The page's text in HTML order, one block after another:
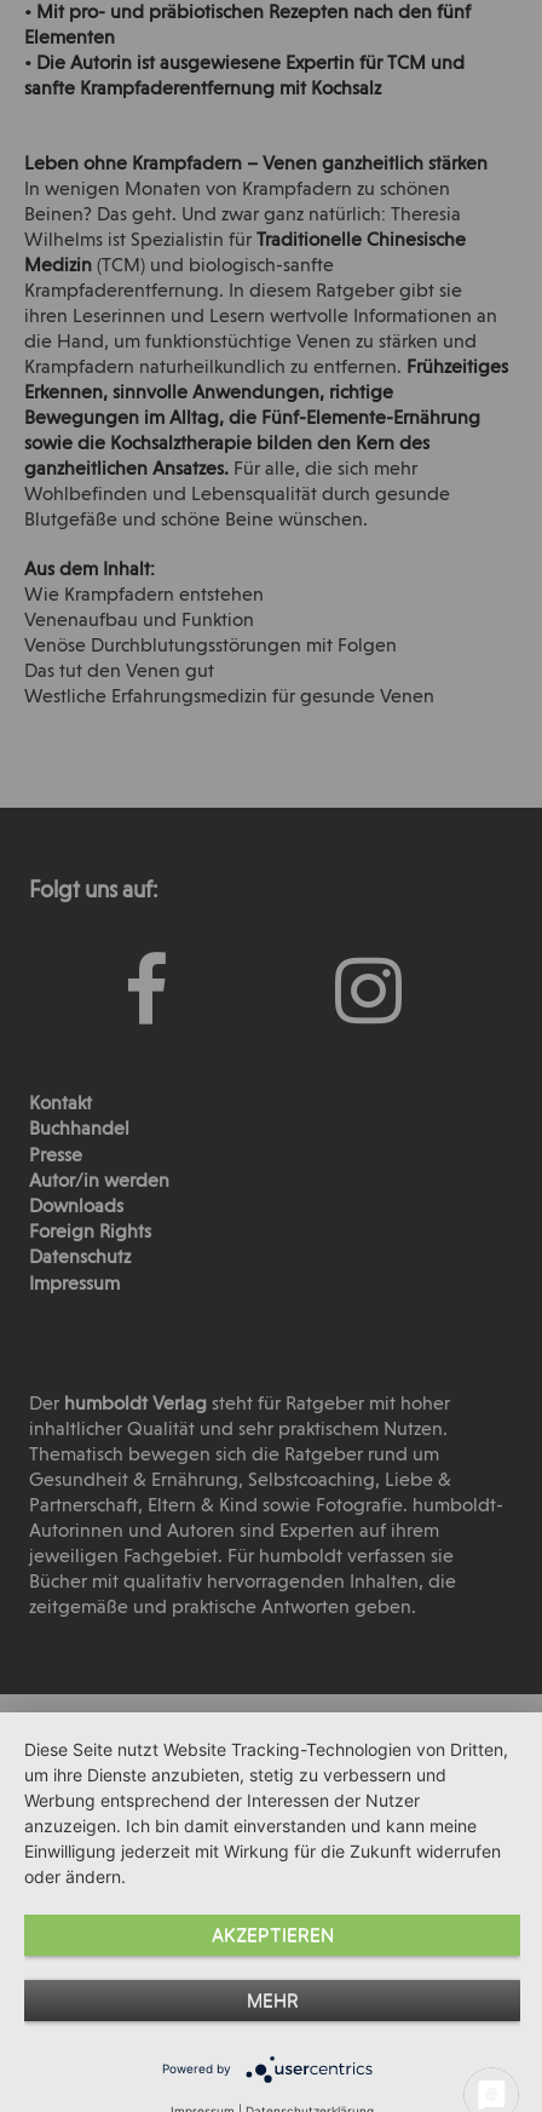
• Mit pro- und präbiotischen Rezepten nach den fünf
Elementen
• Die Autorin ist ausgewiesene Expertin für TCM und
sanfte Krampfaderentfernung mit Kochsalz
Leben ohne Krampfadern – Venen ganzheitlich stärken
In wenigen Monaten von Krampfadern zu schönen
Beinen? Das geht. Und zwar ganz natürlich: Theresia
Wilhelms ist Spezialistin für Traditionelle Chinesische
Medizin(TCM) und biologisch-sanfte
Krampfaderentfernung. In diesem Ratgeber gibt sie
ihren Leserinnen und Lesern wertvolle Informationen an
die Hand, um funktionstüchtige Venen zu stärken und
Krampfadern naturheilkundlich zu entfernen. Frühzeitiges
Erkennen, sinnvolle Anwendungen, richtige
Bewegungen im Alltag, die Fünf-Elemente-Ernährung
sowie die Kochsalztherapie bilden den Kern des
ganzheitlichen Ansatzes.Für alle, die sich mehr
Wohlbefinden und Lebensqualität durch gesunde
Blutgefäße und schöne Beine wünschen.
Aus dem Inhalt:
Wie Krampfadern entstehen
Venenaufbau und Funktion
Venöse Durchblutungsstörungen mit Folgen
Das tut den Venen gut
Westliche Erfahrungsmedizin für gesunde Venen
Folgt uns auf:
Kontakt
Buchhandel
Presse
Autor/in werden
Downloads
Foreign Rights
Datenschutz
Impressum
Derhumboldt Verlag steht für Ratgeber mit hoher
inhaltlicher Qualität und sehr praktischem Nutzen.
Thematisch bewegen sich die Ratgeber rund um
Gesundheit & Ernährung, Selbstcoaching, Liebe &
Partnerschaft, Eltern & Kind sowie Fotografie. humboldt-
Autorinnen und Autoren sind Experten auf ihrem
jeweiligen Fachgebiet. Für humboldt verfassen sie
Bücher mit qualitativ hervorragenden Inhalten, die
zeitgemäße und praktische Antworten geben.
Diese Seite nutzt Website Tracking-Technologien von Dritten,
um ihre Dienste anzubieten, stetig zu verbessern und
Werbung entsprechend der Interessen der Nutzer
anzuzeigen. Ich bin damit einverstanden und kann meine
Einwilligung jederzeit mit Wirkung für die Zukunft widerrufen
oder ändern.
AKZEPTIEREN
MEHR
Powered by